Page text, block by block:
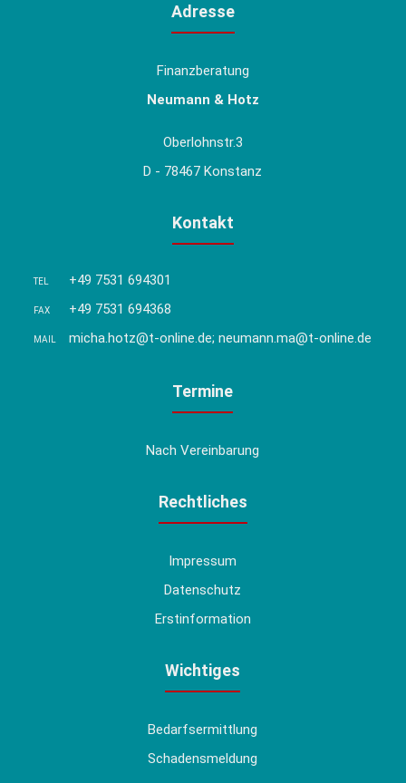
Adresse
Finanzberatung
Neumann & Hotz
Oberlohnstr.3
D - 78467 Konstanz
Kontakt
TEL +49 7531 694301
FAX +49 7531 694368
MAIL micha.hotz@t-online.de; neumann.ma@t-online.de
Termine
Nach Vereinbarung
Rechtliches
Impressum
Datenschutz
Erstinformation
Wichtiges
Bedarfsermittlung
Schadensmeldung